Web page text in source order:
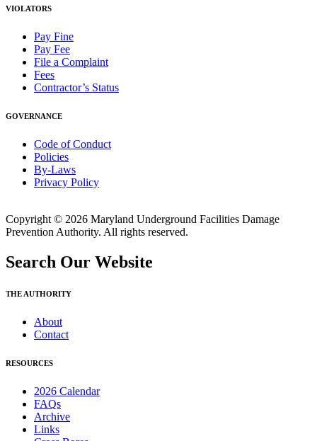
VIOLATORS
Pay Fine
Pay Fee
File a Complaint
Fees
Contractor’s Status
GOVERNANCE
Code of Conduct
Policies
By-Laws
Privacy Policy
Copyright © 2026 Maryland Underground Facilities Damage
Prevention Authority. All rights reserved.
Search Our Website
THE AUTHORITY
About
Contact
RESOURCES
2026 Calendar
FAQs
Archive
Links